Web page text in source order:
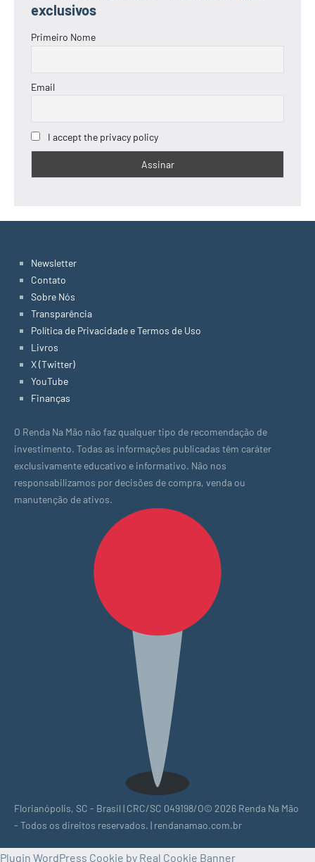
exclusivos
Primeiro Nome
Email
I accept the privacy policy
Newsletter
Contato
Sobre Nós
Transparência
Política de Privacidade e Termos de Uso
Livros
X (Twitter)
YouTube
Finanças
O Renda Na Mão não faz qualquer tipo de recomendação de
investimento. Todas as informações publicadas têm caráter
exclusivamente educativo e informativo. Não nos
responsabilizamos por decisões de compra, venda ou
manutenção de ativos.
Florianópolis, SC - Brasil | CRC/SC 049198/O© 2026 Renda Na Mão
- Todos os direitos reservados. | rendanamao.com.br
Plugin WordPress Cookie by Real Cookie Banner